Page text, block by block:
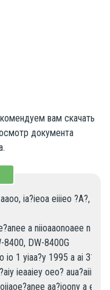
вам скачать
документа
ia?ieoa eiiieo ?A?,
a niioaaonoaee n
8400, DW-8400G
io 1 yiaa?y 1995 a ai 31
ieaaiey oeo? aua?aiiiai
aa?ioony a